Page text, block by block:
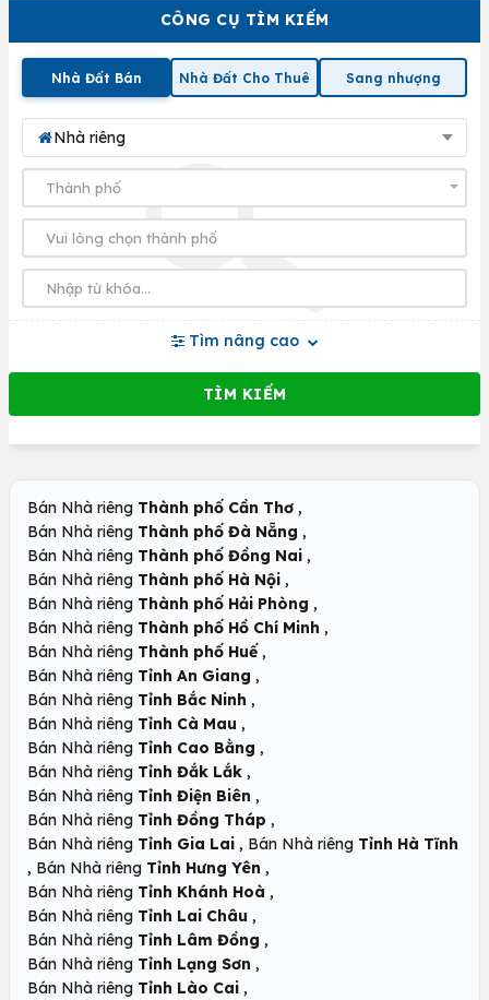
CÔNG CỤ TÌM KIẾM
Nhà Đất Bán Nhà Đất Cho Thuê Sang nhượng
Nhà riêng
Tìm nâng cao
Bán Nhà riêng Thành phố Cần Thơ ,
Bán Nhà riêng Thành phố Đà Nẵng ,
Bán Nhà riêng Thành phố Đồng Nai ,
Bán Nhà riêng Thành phố Hà Nội ,
Bán Nhà riêng Thành phố Hải Phòng ,
Bán Nhà riêng Thành phố Hồ Chí Minh ,
Bán Nhà riêng Thành phố Huế ,
Bán Nhà riêng Tỉnh An Giang ,
Bán Nhà riêng Tỉnh Bắc Ninh ,
Bán Nhà riêng Tỉnh Cà Mau ,
Bán Nhà riêng Tỉnh Cao Bằng ,
Bán Nhà riêng Tỉnh Đắk Lắk ,
Bán Nhà riêng Tỉnh Điện Biên ,
Bán Nhà riêng Tỉnh Đồng Tháp ,
Bán Nhà riêng Tỉnh Gia Lai , Bán Nhà riêng Tỉnh Hà Tĩnh
, Bán Nhà riêng Tỉnh Hưng Yên ,
Bán Nhà riêng Tỉnh Khánh Hoà ,
Bán Nhà riêng Tỉnh Lai Châu ,
Bán Nhà riêng Tỉnh Lâm Đồng ,
Bán Nhà riêng Tỉnh Lạng Sơn ,
Bán Nhà riêng Tỉnh Lào Cai ,